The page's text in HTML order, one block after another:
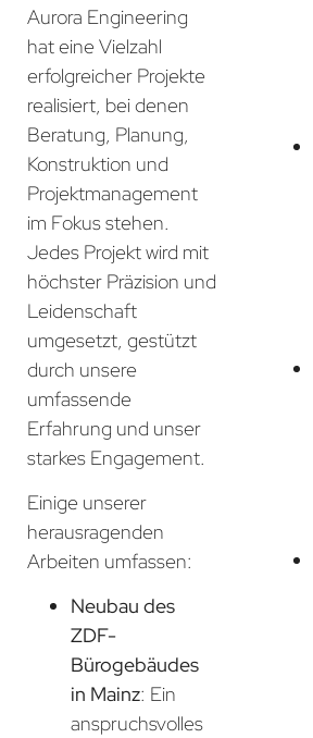
Aurora Engineering
hat eine Vielzahl
erfolgreicher Projekte
realisiert, bei denen
Beratung, Planung,
Konstruktion und
Projektmanagement
im Fokus stehen.
Jedes Projekt wird mit
höchster Präzision und
Leidenschaft
umgesetzt, gestützt
durch unsere
umfassende
Erfahrung und unser
starkes Engagement.
Einige unserer
herausragenden
Arbeiten umfassen:
Neubau des
ZDF-
Bürogebäudes
in Mainz: Ein
anspruchsvolles